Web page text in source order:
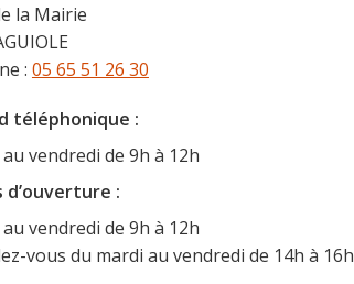
la Mairie
: 05 65 51 26 30
téléphonique :
vendredi de 9h à 12h
d’ouverture :
vendredi de 9h à 12h
vous du mardi au vendredi de 14h à 16h